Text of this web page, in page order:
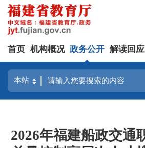
首页 机构概况 政务公开 解读回应
2026年福建船政交通